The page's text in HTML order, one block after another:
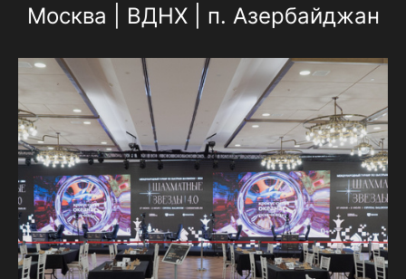
Москва | ВДНХ | п. Азербайджан